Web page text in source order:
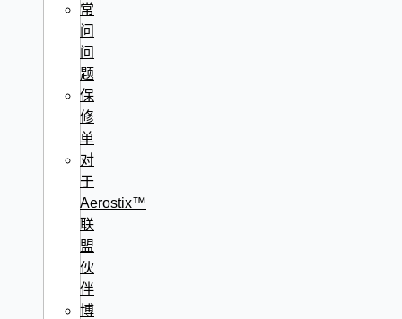
常
问
问
题
保
修
单
对
于
Aerostix™
联
盟
伙
伴
博